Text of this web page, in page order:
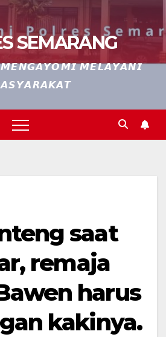
SEMARANG
𝙈𝙀𝙇𝘼𝙔𝘼𝙉𝙄
saat
remaja
harus
kakinya.